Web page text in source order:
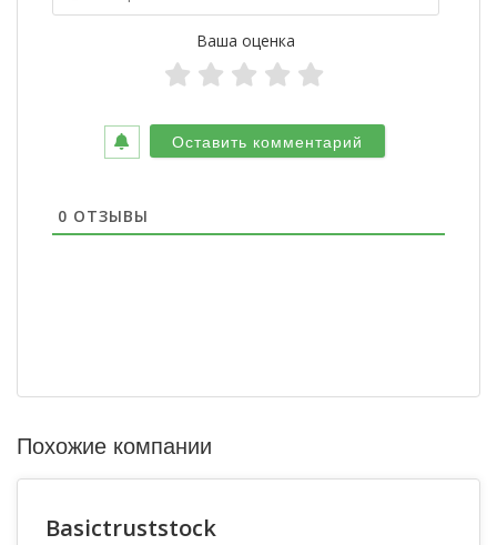
Ваша оценка
0 ОТЗЫВЫ
Похожие компании
Basictruststock